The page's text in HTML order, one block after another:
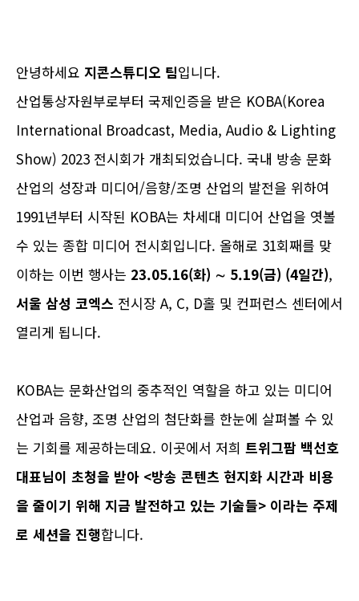
안녕하세요 지콘스튜디오 팀입니다.
산업통상자원부로부터 국제인증을 받은 KOBA(Korea
International Broadcast, Media, Audio & Lighting
Show) 2023 전시회가 개최되었습니다. 국내 방송 문화
산업의 성장과 미디어/음향/조명 산업의 발전을 위하여
1991년부터 시작된 KOBA는 차세대 미디어 산업을 엿볼
수 있는 종합 미디어 전시회입니다. 올해로 31회째를 맞
이하는 이번 행사는 23.05.16(화) ∼ 5.19(금) (4일간),
서울 삼성 코엑스 전시장 A, C, D홀 및 컨퍼런스 센터에서
열리게 됩니다.
KOBA는 문화산업의 중추적인 역할을 하고 있는 미디어
산업과 음향, 조명 산업의 첨단화를 한눈에 살펴볼 수 있
는 기회를 제공하는데요. 이곳에서 저희 트위그팜 백선호
대표님이 초청을 받아 <방송 콘텐츠 현지화 시간과 비용
을 줄이기 위해 지금 발전하고 있는 기술들> 이라는 주제
로 세션을 진행합니다.